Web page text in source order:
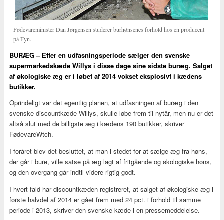
Fødevareminister Dan Jørgensen studerer burhønsenes forhold hos en producent
på Fyn.
BURÆG – Efter en udfasningsperiode sælger den svenske
supermarkedskæde Willys i disse dage sine sidste buræg. Salget
af økologiske æg er i løbet af 2014 vokset eksplosivt i kædens
butikker.
Oprindeligt var det egentlig planen, at udfasningen af buræg i den
svenske discountkæde Willys, skulle løbe frem til nytår, men nu er det
altså slut med de billigste æg i kædens 190 butikker, skriver
FødevareWtch.
I foråret blev det besluttet, at man i stedet for at sælge æg fra høns,
der går i bure, ville satse på æg lagt af fritgående og økologiske høns,
og den overgang går indtil videre rigtig godt.
I hvert fald har discountkæden registreret, at salget af økologiske æg i
første halvdel af 2014 er gået frem med 24 pct. i forhold til samme
periode i 2013, skriver den svenske kæde i en pressemeddelelse.